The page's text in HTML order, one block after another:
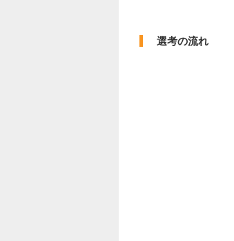
選考の流れ